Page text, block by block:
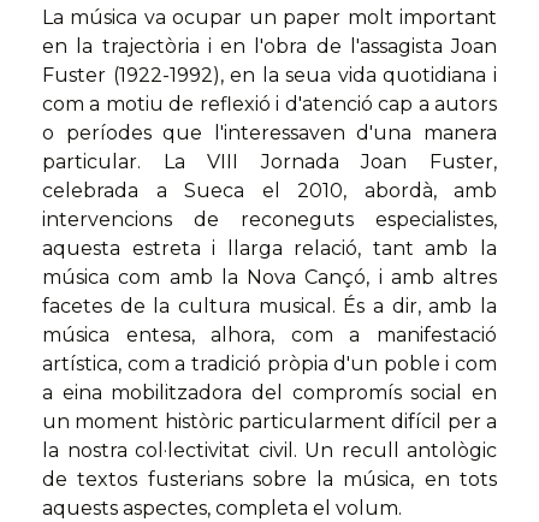
La música va ocupar un paper molt important
en la trajectòria i en l'obra de l'assagista Joan
Fuster (1922-1992), en la seua vida quotidiana i
com a motiu de reflexió i d'atenció cap a autors
o períodes que l'interessaven d'una manera
particular. La VIII Jornada Joan Fuster,
celebrada a Sueca el 2010, abordà, amb
intervencions de reconeguts especialistes,
aquesta estreta i llarga relació, tant amb la
música com amb la Nova Cançó, i amb altres
facetes de la cultura musical. És a dir, amb la
música entesa, alhora, com a manifestació
artística, com a tradició pròpia d'un poble i com
a eina mobilitzadora del compromís social en
un moment històric particularment difícil per a
la nostra col·lectivitat civil. Un recull antològic
de textos fusterians sobre la música, en tots
aquests aspectes, completa el volum.